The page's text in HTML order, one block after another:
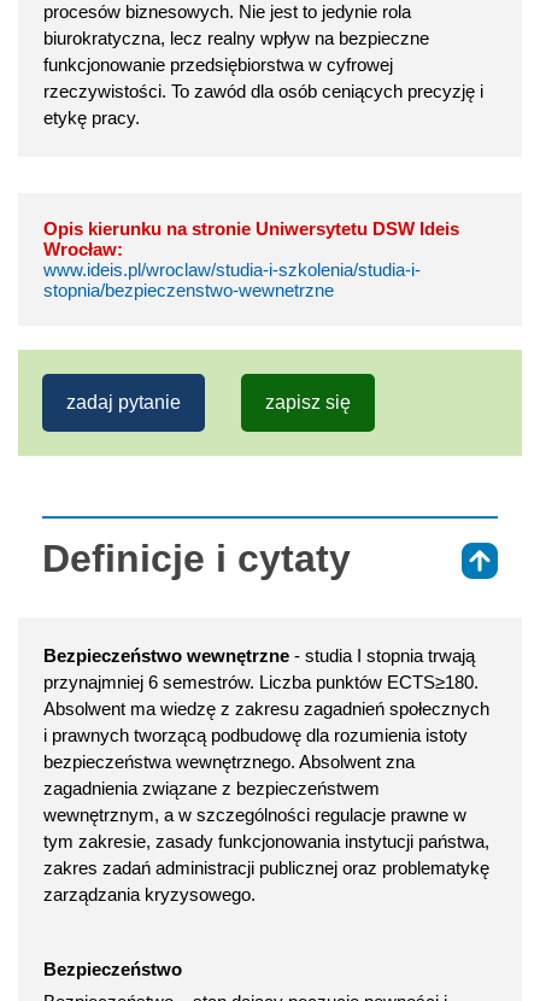
procesów biznesowych. Nie jest to jedynie rola
biurokratyczna, lecz realny wpływ na bezpieczne
funkcjonowanie przedsiębiorstwa w cyfrowej
rzeczywistości. To zawód dla osób ceniących precyzję i
etykę pracy.
Opis kierunku na stronie Uniwersytetu DSW Ideis
Wrocław:
www.ideis.pl/wroclaw/studia-i-szkolenia/studia-i-
stopnia/bezpieczenstwo-wewnetrzne
zadaj pytanie zapisz się
Definicje i cytaty
Bezpieczeństwo wewnętrzne - studia I stopnia trwają
przynajmniej 6 semestrów. Liczba punktów ECTS≥180.
Absolwent ma wiedzę z zakresu zagadnień społecznych
i prawnych tworzącą podbudowę dla rozumienia istoty
bezpieczeństwa wewnętrznego. Absolwent zna
zagadnienia związane z bezpieczeństwem
wewnętrznym, a w szczególności regulacje prawne w
tym zakresie, zasady funkcjonowania instytucji państwa,
zakres zadań administracji publicznej oraz problematykę
zarządzania kryzysowego.
Bezpieczeństwo